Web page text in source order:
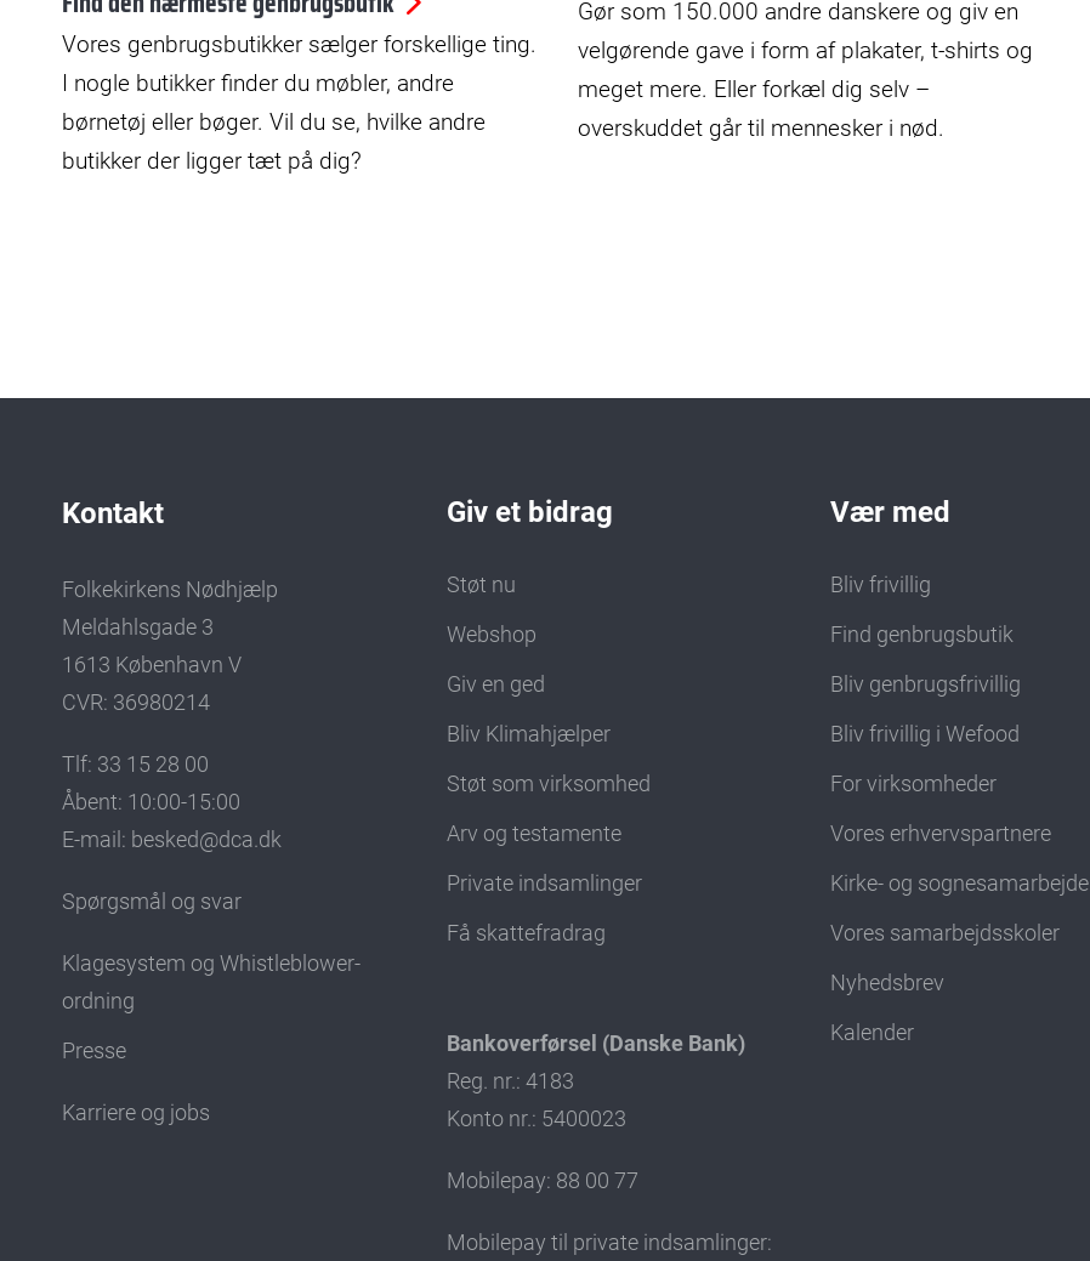
Vores genbrugsbutikker sælger forskellige ting.
I nogle butikker finder du møbler, andre
børnetøj eller bøger. Vil du se, hvilke andre
butikker der ligger tæt på dig?
Gør som 150.000 andre danskere og giv en
velgørende gave i form af plakater, t-shirts og
meget mere. Eller forkæl dig selv –
overskuddet går til mennesker i nød.
Kontakt
Folkekirkens Nødhjælp
Meldahlsgade 3
1613 København V
CVR: 36980214
Tlf: 33 15 28 00
Åbent: 10:00-15:00
E-mail: besked@dca.dk
Spørgsmål og svar
Klagesystem og Whistleblower-
ordning
Presse
Karriere og jobs
Giv et bidrag
Støt nu
Webshop
Giv en ged
Bliv Klimahjælper
Støt som virksomhed
Arv og testamente
Private indsamlinger
Få skattefradrag
Bankoverførsel (Danske Bank)
Reg. nr.: 4183
Konto nr.: 5400023
Mobilepay: 88 00 77
Mobilepay til private indsamlinger:
Vær med
Bliv frivillig
Find genbrugsbutik
Bliv genbrugsfrivillig
Bliv frivillig i Wefood
For virksomheder
Vores erhvervspartnere
Kirke- og sognesamarbejde
Vores samarbejdsskoler
Nyhedsbrev
Kalender